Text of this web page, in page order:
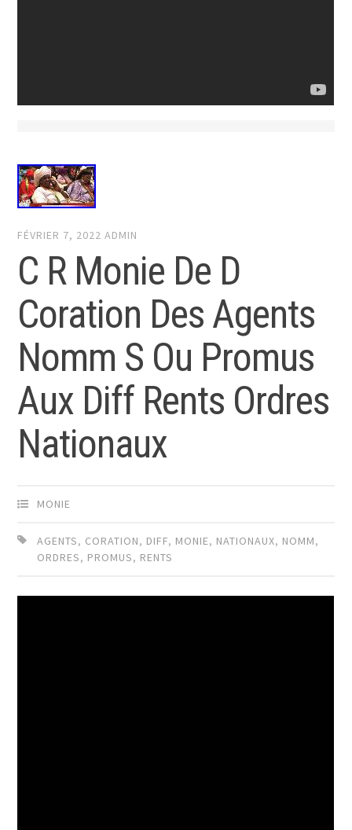
FÉVRIER 7, 2022 ADMIN
C R Monie De D
Coration Des Agents
Nomm S Ou Promus
Aux Diff Rents Ordres
Nationaux
MONIE
AGENTS, CORATION, DIFF, MONIE, NATIONAUX, NOMM,
ORDRES, PROMUS, RENTS